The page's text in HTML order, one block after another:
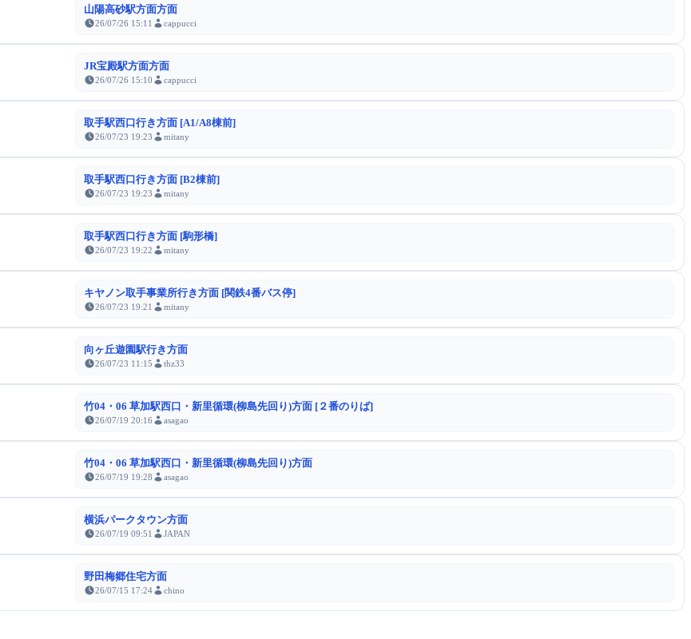
山陽高砂駅方面方面
26/07/26 15:11 cappucci
JR宝殿駅方面方面
26/07/26 15:10 cappucci
取手駅西口行き方面 [A1/A8棟前]
26/07/23 19:23 mitany
取手駅西口行き方面 [B2棟前]
26/07/23 19:23 mitany
取手駅西口行き方面 [駒形橋]
26/07/23 19:22 mitany
キヤノン取手事業所行き方面 [関鉄4番バス停]
26/07/23 19:21 mitany
向ヶ丘遊園駅行き方面
26/07/23 11:15 thz33
竹04・06 草加駅西口・新里循環(柳島先回り)方面 [２番のりば]
26/07/19 20:16 asagao
竹04・06 草加駅西口・新里循環(柳島先回り)方面
26/07/19 19:28 asagao
横浜パークタウン方面
26/07/19 09:51 JAPAN
野田梅郷住宅方面
26/07/15 17:24 chino